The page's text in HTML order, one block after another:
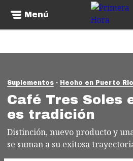
Menú
Suplementos Hecho en Puerto
Café Tres Soles
es tradición
Distinción, nuevo producto y
se suman a su exitosa